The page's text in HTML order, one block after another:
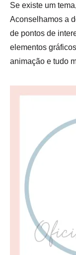
Se existe um
Aconselhamos a
de pontos de
elementos
animação e tudo